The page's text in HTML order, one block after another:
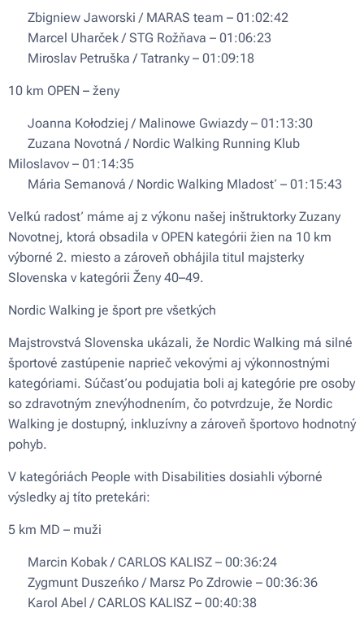
🥇 Zbigniew Jaworski / MARAS team – 01:02:42
🥈 Marcel Uharček / STG Rožňava – 01:06:23
🥉 Miroslav Petruška / Tatranky – 01:09:18
10 km OPEN – ženy
🥇 Joanna Kołodziej / Malinowe Gwiazdy – 01:13:30
🥈 Zuzana Novotná / Nordic Walking Running Klub
Miloslavov – 01:14:35
🥉 Mária Semanová / Nordic Walking Mladosť – 01:15:43
Veľkú radosť máme aj z výkonu našej inštruktorky Zuzany
Novotnej, ktorá obsadila v OPEN kategórii žien na 10 km
výborné 2. miesto a zároveň obhájila titul majsterky
Slovenska v kategórii Ženy 40–49.
Nordic Walking je šport pre všetkých
Majstrovstvá Slovenska ukázali, že Nordic Walking má silné
športové zastúpenie naprieč vekovými aj výkonnostnými
kategóriami. Súčasťou podujatia boli aj kategórie pre osoby
so zdravotným znevýhodnením, čo potvrdzuje, že Nordic
Walking je dostupný, inkluzívny a zároveň športovo hodnotný
pohyb.
V kategóriách People with Disabilities dosiahli výborné
výsledky aj títo pretekári:
5 km MD – muži
🥇 Marcin Kobak / CARLOS KALISZ – 00:36:24
🥈 Zygmunt Duszeńko / Marsz Po Zdrowie – 00:36:36
🥉 Karol Abel / CARLOS KALISZ – 00:40:38